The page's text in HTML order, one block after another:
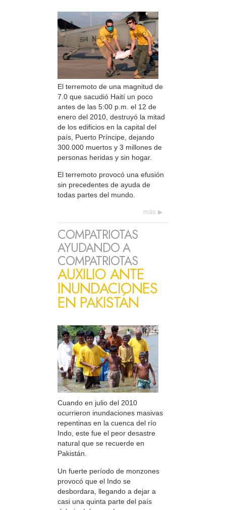
El terremoto de una magnitud de
7.0 que sacudió Haití un poco
antes de las 5:00 p.m. el 12 de
enero del 2010, destruyó la mitad
de los edificios en la capital del
país, Puerto Príncipe, dejando
300.000 muertos y 3 millones de
personas heridas y sin hogar.
El terremoto provocó una efusión
sin precedentes de ayuda de
todas partes del mundo.
más
COMPATRIOTAS
AYUDANDO A
COMPATRIOTAS
AUXILIO ANTE
INUNDACIONES
EN PAKISTÁN
Cuando en julio del 2010
ocurrieron inundaciones masivas
repentinas en la cuenca del río
Indo, este fue el peor desastre
natural que se recuerde en
Pakistán.
Un fuerte período de monzones
provocó que el Indo se
desbordara, llegando a dejar a
casi una quinta parte del país